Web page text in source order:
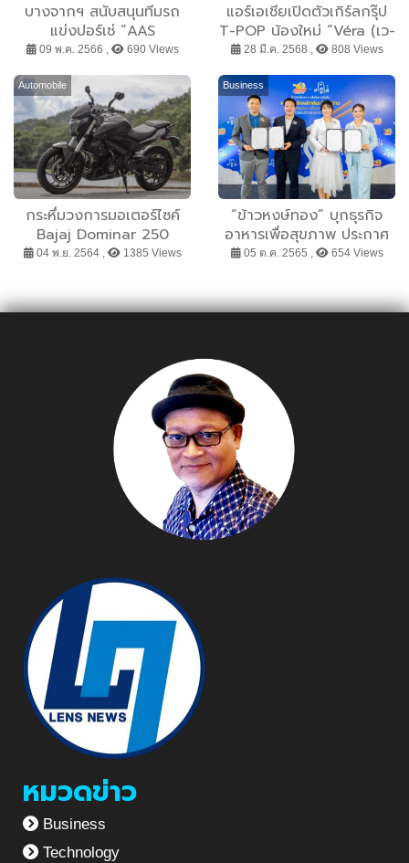
บางจากฯ สนับสนุนทีมรถ
แข่งปอร์เช่ “AAS
Motorsport” สู่ระดับโลก
พร้อมการันตีศักยภาพการ
แข่งขันด้วย Bangchak Hi
Premium 97 น้ำมัน
คุณภาพเพื่อรถซูเปอร์คาร์
09 พ.ค. 2566 , 690 Views
แอร์เอเชียเปิดตัวเกิร์ลกรุ๊ป
T-POP น้องใหม่ “Véra (เว-
ร่า)” 5 สาวนางฟ้าที่จะทำให้
คุณรู้ว่า “เวลา” สำคัญเพียง
ใด เสือ-ธนพล ดอดเชียร์
น้องเพลง ลูกสาวสุดรัก
28 มี.ค. 2568 , 808 Views
Automobile
กระหึ่มวงการมอเตอร์ไซค์
Bajaj Dominar 250
สปอร์ตทัวร์เรอร์ Entry
เคาะราคา 1.05 แสนบาท
04 พ.ย. 2564 , 1385 Views
Business
“ข้าวหงษ์ทอง” บุกธุรกิจ
อาหารเพื่อสุขภาพ ประกาศ
ร่วมทุน “นิ่มนิ่ม” เสริมทัพ
หน้าส่งออกทั่วโลก
05 ต.ค. 2565 , 654 Views
หมวดข่าว
Business
Technology